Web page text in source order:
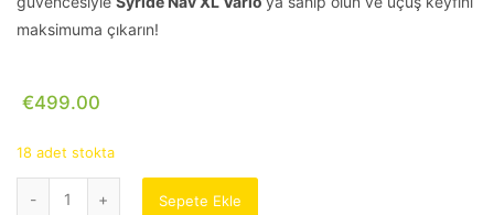
maksimuma çıkarın!
€499.00
18 adet stokta
Sepete Ekle